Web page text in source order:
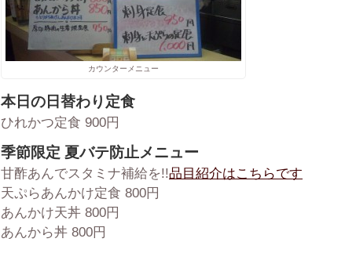
カウンターメニュー
本日の日替わり定食
ひれかつ定食 900円
季節限定 夏バテ防止メニュー
甘酢あんでスタミナ補給を!!品目紹介はこちらです
天ぷらあんかけ定食 800円
あんかけ天丼 800円
あんから丼 800円